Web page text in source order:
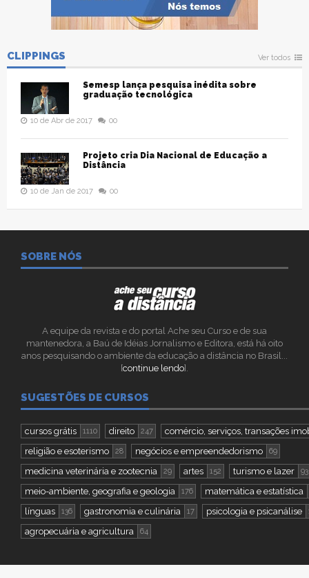
CLIPPINGS Ver todos
Semesp lança pesquisa inédita sobre
graduação tecnológica
10 de Abr de 2017 00
Projeto cria Dia Nacional de Educação a
Distância
10 de Jan de 2017 00
SOBRE NÓS
A equipe da revista e do portal Ache seu Curso e de sua
mantenedora, a Baú de Idéias Jornalismo e Editora, está há oito
anos pesquisando o ambiente da educação a distância no Brasil...
[continue lendo].
SUGESTÕES DE CURSOS
cursos grátis 1110 direito 247
comércio, serviços, transações
religião e esoterismo
28 negócios e empreendedorismo 69
medicina veterinária e zootecnia 29 artes 152 turismo e lazer 93
meio-ambiente, geografia e geologia 176
matemática e estatística
línguas
136 gastronomia e culinária 17 psicologia e psicanálise
agropecuária e agricultura 64